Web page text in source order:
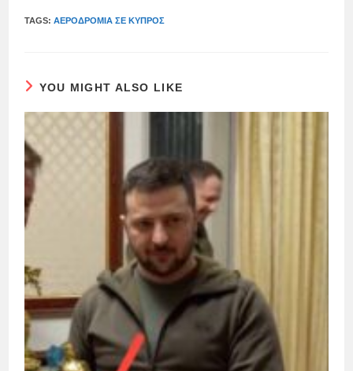
TAGS:ΑΕΡΟΔΡΌΜΙΑ ΣΕ ΚΎΠΡΟΣ
YOU MIGHT ALSO LIKE